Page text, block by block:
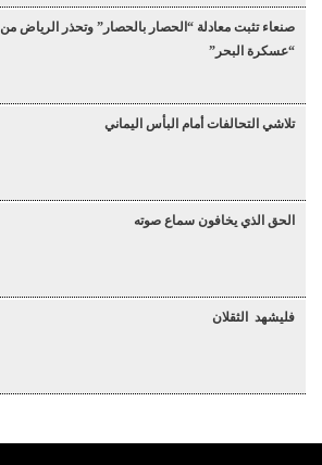
صنعاء تثبت معادلة “الحصار بالحصار” وتحذر الرياض من
“عسكرة البحر”
تلاشي التحالفات أمام البأس اليماني
الحق الذي يخافون سماع صوته
فليشهد الثقلان